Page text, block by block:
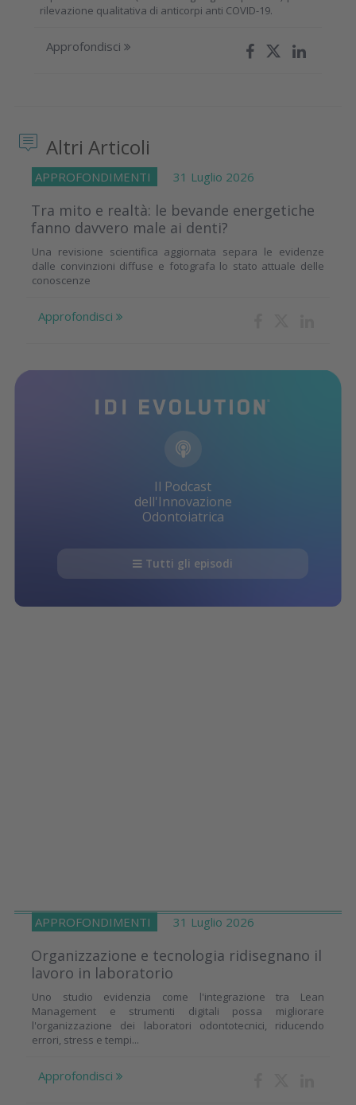
rilevazione qualitativa di anticorpi anti COVID-19.
Approfondisci
Altri Articoli
APPROFONDIMENTI 31 Luglio 2026
Tra mito e realtà: le bevande energetiche
fanno davvero male ai denti?
Una revisione scientifica aggiornata separa le evidenze
dalle convinzioni diffuse e fotografa lo stato attuale delle
conoscenze
Approfondisci
Il Podcast
dell'Innovazione
Odontoiatrica
Tutti gli episodi
APPROFONDIMENTI 31 Luglio 2026
Organizzazione e tecnologia ridisegnano il
lavoro in laboratorio
Uno studio evidenzia come l'integrazione tra Lean
Management e strumenti digitali possa migliorare
l'organizzazione dei laboratori odontotecnici, riducendo
errori, stress e tempi...
Approfondisci